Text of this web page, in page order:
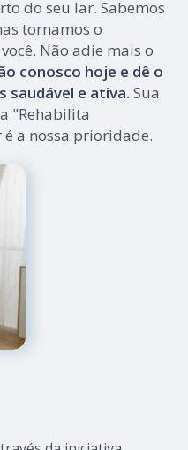
do seu lar. Sabemos
tornamos o
Não adie mais o
conosco hoje e dê o
saudável e ativa. Sua
"Rehabilita
a nossa prioridade.